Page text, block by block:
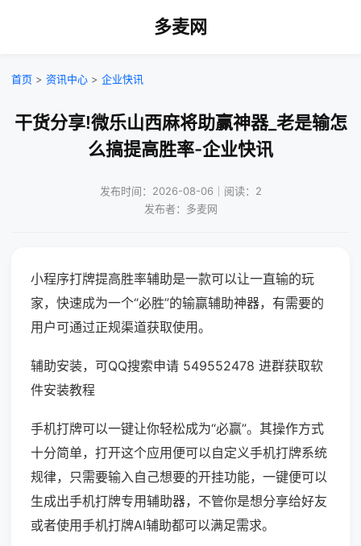
多麦网
首页 > 资讯中心 > 企业快讯
干货分享!微乐山西麻将助赢神器_老是输怎
么搞提高胜率-企业快讯
发布时间：2026-08-06｜阅读：2
发布者：多麦网
小程序打牌提高胜率辅助是一款可以让一直输的玩
家，快速成为一个“必胜”的输赢辅助神器，有需要的
用户可通过正规渠道获取使用。
辅助安装，可QQ搜索申请 549552478 进群获取软
件安装教程
手机打牌可以一键让你轻松成为“必赢”。其操作方式
十分简单，打开这个应用便可以自定义手机打牌系统
规律，只需要输入自己想要的开挂功能，一键便可以
生成出手机打牌专用辅助器，不管你是想分享给好友
或者使用手机打牌AI辅助都可以满足需求。